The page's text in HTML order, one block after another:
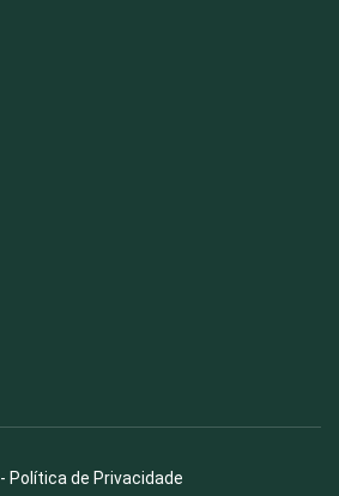
- Política de Privacidade